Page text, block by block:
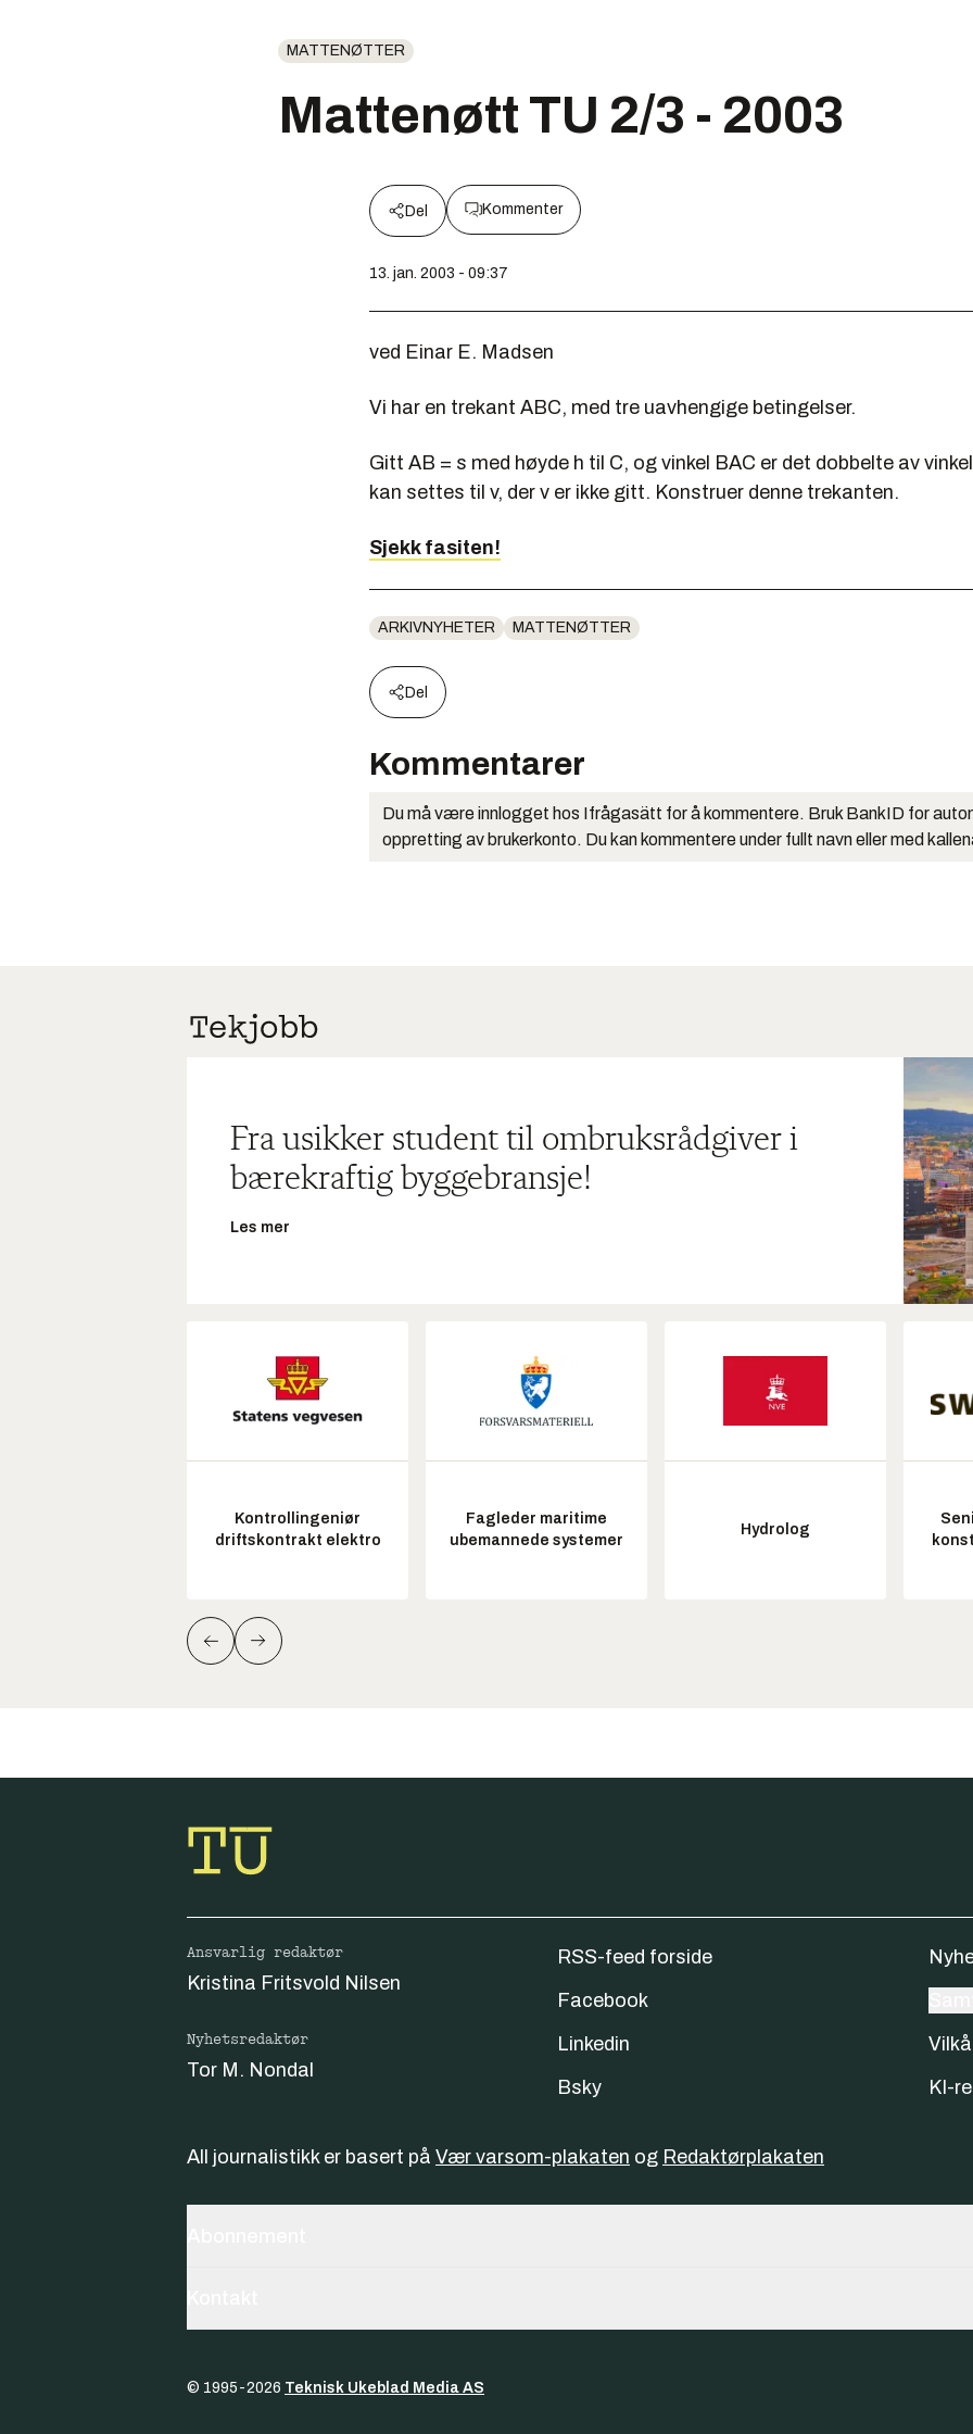
MATTENØTTER
Mattenøtt TU 2/3 - 2003
Del Kommenter
13. jan. 2003 - 09:37
ved Einar E. Madsen
Vi har en trekant ABC, med tre uavhengige betingelser.
Gitt AB = s med høyde h til C, og vinkel BAC er det dobbelte av
kan settes til v, der v er ikke gitt. Konstruer denne trekanten.
Sjekk fasiten!
ARKIVNYHETER MATTENØTTER
Del
Kommentarer
Du må være innlogget hos Ifrågasätt for å kommentere. Bruk BankID for
oppretting av brukerkonto. Du kan kommentere under fullt navn eller med
Fra usikker student til ombruksrådgiver i
bærekraftig byggebransje!
Les mer
Kontrollingeniør
driftskontrakt elektro
Fagleder maritime
ubemannede systemer
Hydrolog
Ansvarlig redaktør
Kristina Fritsvold Nilsen
Nyhetsredaktør
Tor M. Nondal
RSS-feed forside
Facebook
Linkedin
Bsky
KI-
All journalistikk er basert på Vær varsom-plakaten og Redaktørplakaten
© 1995-2026 Teknisk Ukeblad Media AS